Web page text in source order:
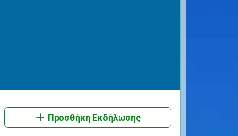
Προσθήκη Εκδήλωσης